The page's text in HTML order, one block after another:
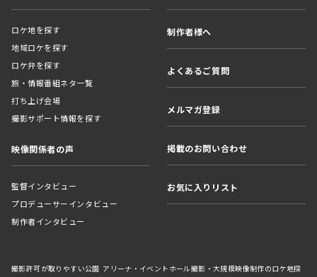
ロケ地を探す
地域ロケを探す
ロケ弁を探す
旅・情報番組ネタ一覧
打ち上げ会場
撮影サポート情報を探す
映像関係者の声
監督インタビュー
プロデューサーインタビュー
制作者インタビュー
制作者様へ
よくあるご質問
メルマガ登録
掲載のお問い合わせ
お気に入りリスト
撮影許可が取りやすい公園 アリーナ・イベントホール撮影・大規模映像制作のロケ地探